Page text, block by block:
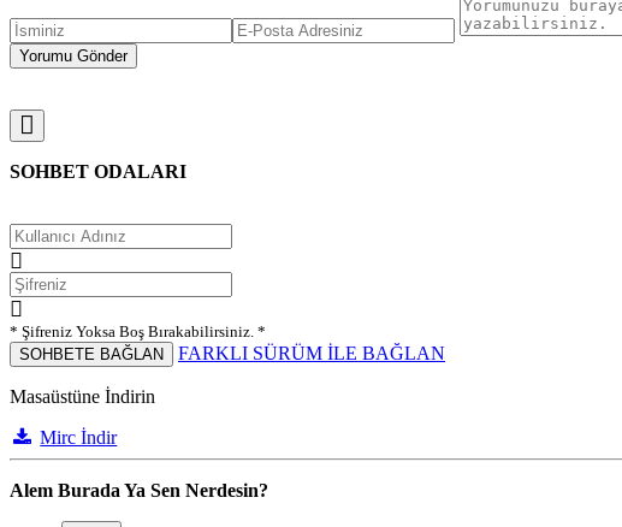
SOHBET ODALARI
* Şifreniz Yoksa Boş Bırakabilirsiniz. *
SOHBETE BAĞLAN
FARKLI SÜRÜM İLE BAĞLAN
Masaüstüne İndirin
Mirc İndir
Alem Burada Ya Sen Nerdesin?